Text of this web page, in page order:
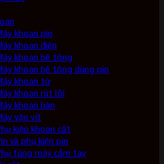
khoan pin
khoan điện
khoan bê tông
khoan bê tông dùng pin
khoan từ
khoan rút lõi
khoan bàn
vặn vít
kiện khoan cắt
và phụ kiện pin
tùng máy cầm tay